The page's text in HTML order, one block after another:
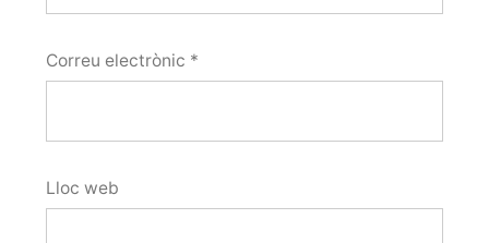
Correu electrònic *
Lloc web